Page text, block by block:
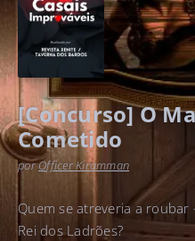
[Concurso] O
Cometido
porOfficer Kiramman
Quem se atreveria a
Rei dos Ladrões?